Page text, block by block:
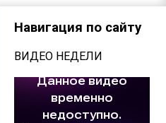
Навигация по сайту
ВИДЕО НЕДЕЛИ